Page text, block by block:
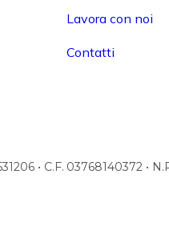
Lavora con noi
Contatti
• C.F. 03768140372 •